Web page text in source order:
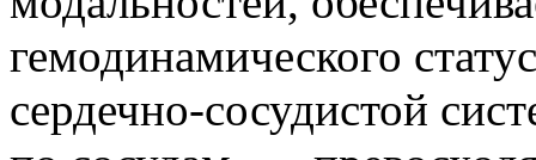
гемодинамического
сердечно-сосудистой